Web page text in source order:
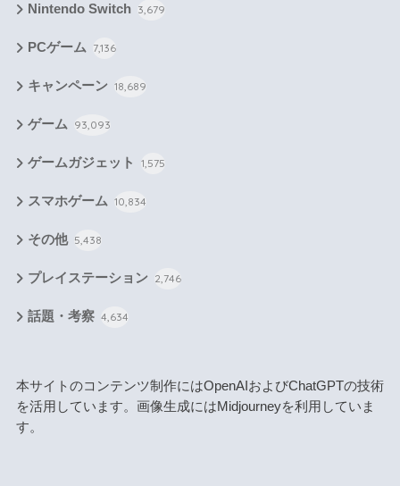
Nintendo Switch 3,679
PCゲーム 7,136
キャンペーン 18,689
ゲーム 93,093
ゲームガジェット 1,575
スマホゲーム 10,834
その他 5,438
プレイステーション 2,746
話題・考察 4,634
本サイトのコンテンツ制作にはOpenAIおよびChatGPTの技術
を活用しています。画像生成にはMidjourneyを利用していま
す。